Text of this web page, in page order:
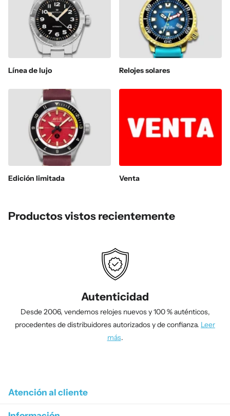
Línea de lujo Relojes solares
Edición limitada Venta
Productos vistos recientemente
Autenticidad
Desde 2006, vendemos relojes nuevos y 100 % auténticos,
procedentes de distribuidores autorizados y de confianza. Leer
más.
Atención al cliente